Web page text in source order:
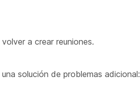
a crear reuniones.
solución de problemas adicional: